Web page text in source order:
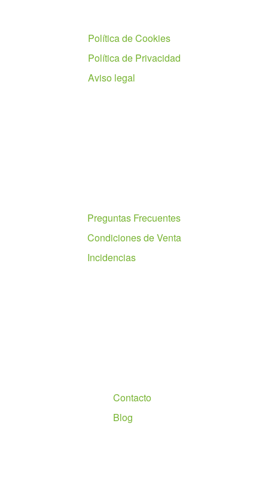
Política de Cookies
Política de Privacidad
Aviso legal
Preguntas Frecuentes
Condiciones de Venta
Incidencias
Contacto
Blog